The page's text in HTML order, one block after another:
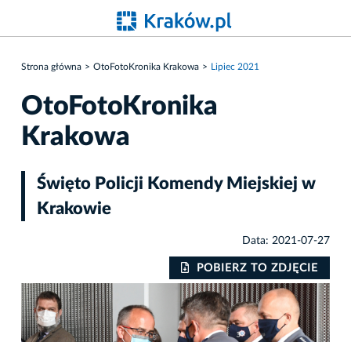
Strona główna OtoFotoKronika Krakowa Lipiec 2021
OtoFotoKronika
Krakowa
Święto Policji Komendy Miejskiej w
Krakowie
Data: 2021-07-27
POBIERZ TO ZDJĘCIE